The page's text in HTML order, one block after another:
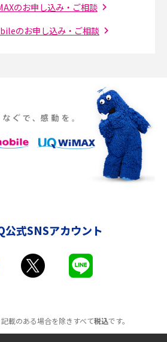
やメリット・デメリット、中継機との違いを解
するメリットとは？選び方や向いている方の特
Fiのおススメの選び方は？メリット・デメリ
仕組みやメリット・デメリットを解説
特徴は？メリット・デメリットや選び方を解説
型Wi-Fiは？選び方や通信費を抑える方法も紹
のお申し込み・ご相談
のお申し込み・ご相談
公式SNSアカウント
載のある場合を除きすべて税込です。